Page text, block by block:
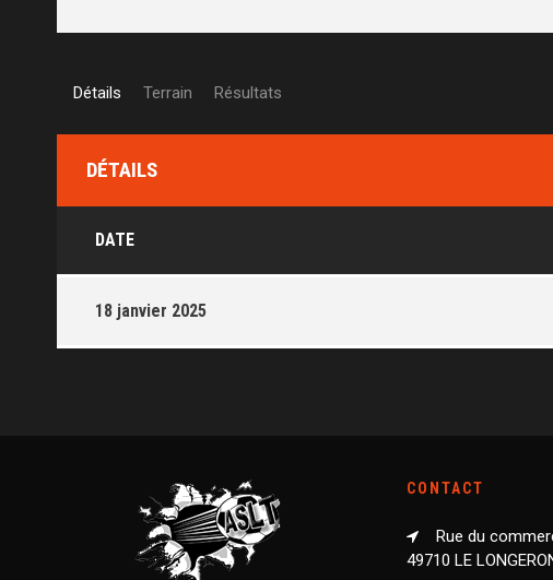
Détails Terrain Résultats
DÉTAILS
DATE
18 janvier 2025
CONTACT
Rue du
49710 LE